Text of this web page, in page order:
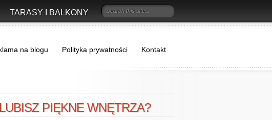
TARASY I BALKONY
na blogu Polityka prywatności Kontakt
LUBISZ PIĘKNE WNĘTRZA?